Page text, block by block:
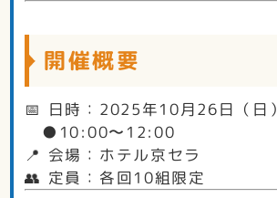
開催概要
📅 日時：2025年10月26日（日）
●10:00〜12:00
📍 会場：ホテル京セラ
👥 定員：各回10組限定